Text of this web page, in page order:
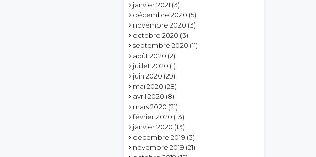
janvier 2021 (3)
décembre 2020 (5)
novembre 2020 (3)
octobre 2020 (3)
septembre 2020 (11)
août 2020 (2)
juillet 2020 (1)
juin 2020 (29)
mai 2020 (28)
avril 2020 (8)
mars 2020 (21)
février 2020 (13)
janvier 2020 (13)
décembre 2019 (3)
novembre 2019 (21)